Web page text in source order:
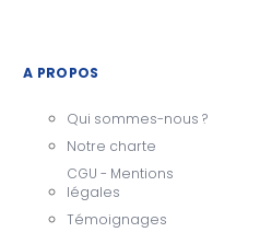
A PROPOS
Qui sommes-nous ?
Notre charte
CGU - Mentions
légales
Témoignages